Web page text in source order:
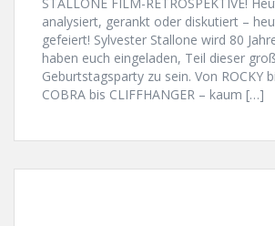
STALLONE FILM-RETROSPEKTIVE!
analysiert, gerankt oder diskutiert –
gefeiert! Sylvester Stallone wird 80
haben euch eingeladen, Teil dieser
Geburtstagsparty zu sein. Von ROCKY
COBRA bis CLIFFHANGER – kaum […]